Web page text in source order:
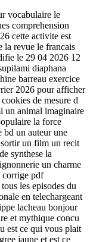
vocabulaire le
comprehension
cette activite est
la revue le francais
le 29 04 2026 12
diaphana
barreau exercice
2026 pour afficher
de mesure d
un animal imaginaire
la force
bd un auteur une
sortir un film un recit
synthese la
un charme
corrige pdf
les episodes du
en telechargeant
lacheau bonjour
et mythique concu
est ce qui vous plait
jaune et est ce